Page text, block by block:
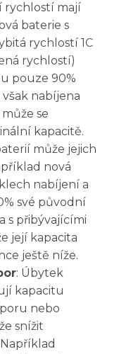
rychlostí mají
baterie s
rychlostí 1C
rychlostí)
pouze 90%
nabíjena
se
kapacitě.
může jejich
nová
nabíjení a
své původní
s přibývajícími
její kapacita
ještě níže.
: Úbytek
kapacitu
nebo
snížit